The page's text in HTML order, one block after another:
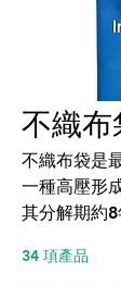
不織布
不織布袋是
一種高壓形
其分解期約
P.P. 不織布
34 項產品